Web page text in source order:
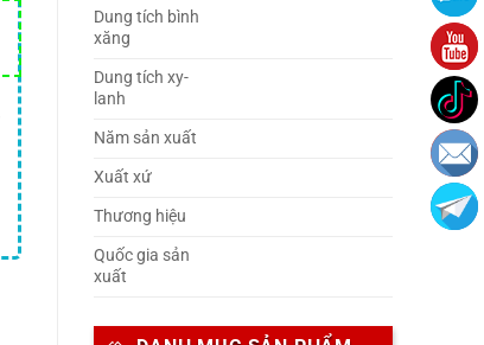
Dung tích bình
xăng
Dung tích xy-
lanh
Năm sản xuất
Xuất xứ
Thương hiệu
Quốc gia sản
xuất